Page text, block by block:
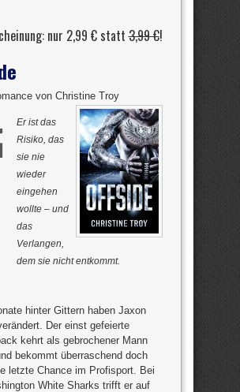
nur 2,99 € statt3,99 €!
von Christine Troy
Er ist das
Risiko, das
sie nie
wieder
eingehen
wollte – und
das
Verlangen,
dem sie nicht entkommt.
hinter Gittern haben Jaxon
Der einst gefeierte
kehrt als gebrochener Mann
bekommt überraschend doch
letzte Chance im Profisport. Bei
White Sharks trifft er auf